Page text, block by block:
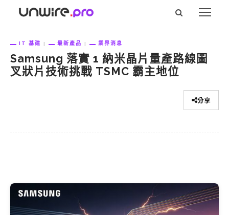
IT 基建 最新產品 業界消息
Samsung 落實 1 納米晶片量產路線圖
叉狀片技術挑戰 TSMC 霸主地位
分享